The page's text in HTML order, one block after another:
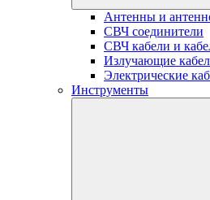
Антенны и
СВЧ соединители
СВЧ кабели и
Излучающие
Электрические
Инструменты